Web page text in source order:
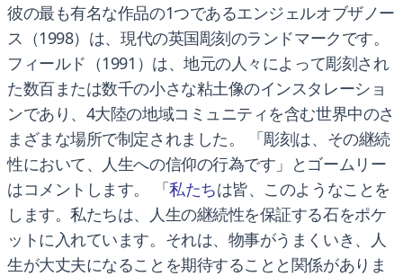
彼の最も有名な作品の1つであるエンジェルオブザノー
ス（1998）は、現代の英国彫刻のランドマークです。
フィールド（1991）は、地元の人々によって彫刻され
た数百または数千の小さな粘土像のインスタレーショ
ンであり、4大陸の地域コミュニティを含む世界中のさ
まざまな場所で制定されました。 「彫刻は、その継続
性において、人生への信仰の行為です」とゴームリー
はコメントします。 「私たちは皆、このようなことを
します。私たちは、人生の継続性を保証する石をポケ
ットに入れています。それは、物事がうまくいき、人
生が大丈夫になることを期待することと関係がありま